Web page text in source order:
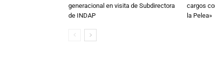
generacional en visita de Subdirectora
de INDAP
cargos
la Pelea»